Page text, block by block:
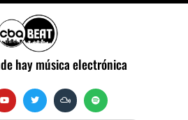
hay música electrónica